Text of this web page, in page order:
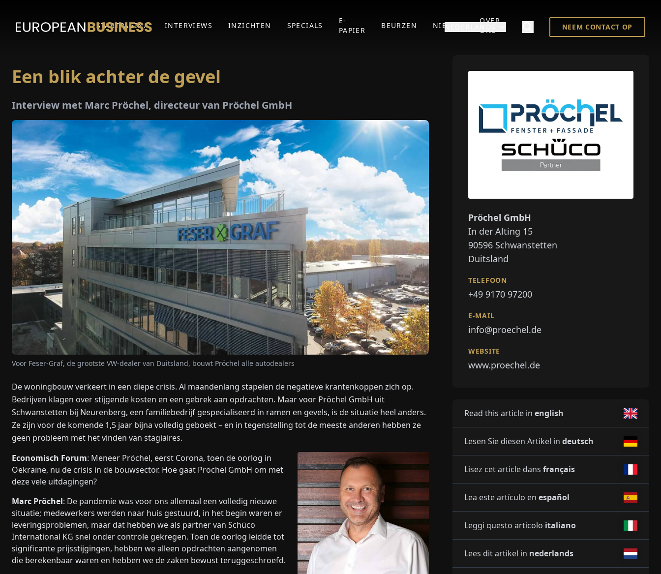
STARTPAGINA INTERVIEWS INZICHTEN SPECIALS
E-
PAPIER
BEURZEN NIEUWS
OVER
ONS
NEDERLANDS NEEM CONTACT OP
Een blik achter de gevel
Interview met Marc Pröchel, directeur van Pröchel GmbH
Voor Feser-Graf, de grootste VW-dealer van Duitsland, bouwt Pröchel alle autodealers
De woningbouw verkeert in een diepe crisis. Al maandenlang stapelen de negatieve krantenkoppen zich op.
Bedrijven klagen over stijgende kosten en een gebrek aan opdrachten. Maar voor Pröchel GmbH uit
Schwanstetten bij Neurenberg, een familiebedrijf gespecialiseerd in ramen en gevels, is de situatie heel anders.
Ze zijn voor de komende 1,5 jaar bijna volledig geboekt – en in tegenstelling tot de meeste anderen hebben ze
geen probleem met het vinden van stagiaires.
Economisch Forum: Meneer Pröchel, eerst Corona, toen de oorlog in
Oekraïne, nu de crisis in de bouwsector. Hoe gaat Pröchel GmbH om met
deze vele uitdagingen?
Marc Pröchel: De pandemie was voor ons allemaal een volledig nieuwe
situatie; medewerkers werden naar huis gestuurd, in het begin waren er
leveringsproblemen, maar dat hebben we als partner van Schüco
International KG snel onder controle gekregen. Toen de oorlog leidde tot
significante prijsstijgingen, hebben we alleen opdrachten aangenomen
die berekenbaar waren en hebben we de zaken bewust teruggeschroefd.
Pröchel GmbH
In der Alting 15
90596 Schwanstetten
Duitsland
TELEFOON
+49 9170 97200
E-MAIL
info@proechel.de
WEBSITE
www.proechel.de
Read this article in english
Lesen Sie diesen Artikel in deutsch
Lisez cet article dans français
Lea este artículo en español
Leggi questo articolo italiano
Lees dit artikel in nederlands